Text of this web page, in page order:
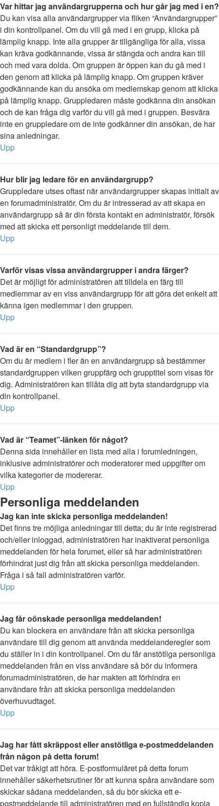
Var hittar jag användargrupperna och hur går jag med i en?
Du kan visa alla användargrupper via fliken “Användargrupper”
i din kontrollpanel. Om du vill gå med i en grupp, klicka på
lämplig knapp. Inte alla grupper är tillgängliga för alla, vissa
kan kräva godkännande, vissa är stängda och andra kan till
och med vara dolda. Om gruppen är öppen kan du gå med i
den genom att klicka på lämplig knapp. Om gruppen kräver
godkännande kan du ansöka om medlemskap genom att klicka
på lämplig knapp. Gruppledaren måste godkänna din ansökan
och de kan fråga dig varför du vill gå med i gruppen. Besvära
inte en gruppledare om de inte godkänner din ansökan, de har
sina anledningar.
Upp
Hur blir jag ledare för en användargrupp?
Gruppledare utses oftast när användargrupper skapas initialt av
en forumadministratör. Om du är intresserad av att skapa en
användargrupp så är din första kontakt en administratör, försök
med att skicka ett personligt meddelande till dem.
Upp
Varför visas vissa användargrupper i andra färger?
Det är möjligt för administratören att tilldela en färg till
medlemmar av en viss användargrupp för att göra det enkelt att
känna igen medlemmar i den gruppen.
Upp
Vad är en “Standardgrupp”?
Om du är medlem i fler än en användargrupp så bestämmer
standardgruppen vilken gruppfärg och grupptitel som visas för
dig. Administratören kan tillåta dig att byta standardgrupp via
din kontrollpanel.
Upp
Vad är “Teamet”-länken för något?
Denna sida innehåller en lista med alla i forumledningen,
inklusive administratörer och moderatorer med uppgifter om
vilka kategorier de modererar.
Upp
Personliga meddelanden
Jag kan inte skicka personliga meddelanden!
Det finns tre möjliga anledningar till detta; du är inte registrerad
och/eller inloggad, administratören har inaktiverat personliga
meddelanden för hela forumet, eller så har administratören
förhindrat just dig från att skicka personliga meddelanden.
Fråga i så fall administratören varför.
Upp
Jag får oönskade personliga meddelanden!
Du kan blockera en användare från att skicka personliga
användare till dig genom att använda meddelanderegler som
du ställer in i din kontrollpanel. Om du får anstötliga personliga
meddelanden från en viss användare så bör du informera
forumadministratören, de har makten att förhindra en
användare från att skicka personliga meddelanden
överhuvudtaget.
Upp
Jag har fått skräppost eller anstötliga e-postmeddelanden
från någon på detta forum!
Det var tråkigt att höra. E-postformuläret på detta forum
innehåller säkerhetsrutiner för att kunna spåra användare som
skickar sådana meddelanden, så du bör skicka ett e-
postmeddelande till administratören med en fullständig kopia